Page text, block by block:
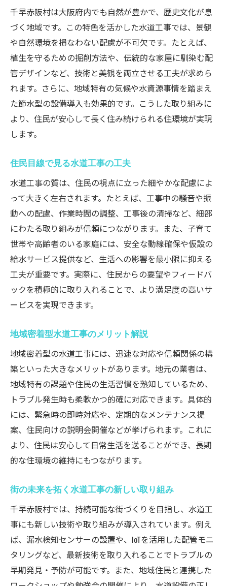
千早赤阪村は大阪府内でも自然が豊かで、歴史文化が息
づく地域です。この特色を活かした水道工事では、景観
や自然環境を損なわない配慮が不可欠です。たとえば、
植生を守るための掘削方法や、伝統的な家屋に馴染む配
管デザインなど、技術と美観を両立させる工夫が求めら
れます。さらに、地域特有の気候や水資源事情を踏まえ
た節水型の設備導入も効果的です。こうした取り組みに
より、住民が安心して長く住み続けられる住環境が実現
します。
住民目線で見る水道工事の工夫
水道工事の質は、住民の視点に立った細やかな配慮によ
って大きく左右されます。たとえば、工事中の騒音や振
動への配慮、作業時間の調整、工事後の清掃など、細部
にわたる取り組みが信頼につながります。また、子育て
世帯や高齢者のいる家庭には、安全な動線確保や仮設の
給水サービス提供など、生活への影響を最小限に抑える
工夫が重要です。実際に、住民からの要望やフィードバ
ックを積極的に取り入れることで、より満足度の高いサ
ービスを実現できます。
地域密着型水道工事のメリット解説
地域密着型の水道工事には、迅速な対応や信頼関係の構
築といった大きなメリットがあります。地元の業者は、
地域特有の課題や住民の生活習慣を熟知しているため、
トラブル発生時も柔軟かつ的確に対応できます。具体的
には、緊急時の即時対応や、定期的なメンテナンス提
案、住民向けの説明会開催などが挙げられます。これに
より、住民は安心して日常生活を送ることができ、長期
的な住環境の維持にもつながります。
街の未来を拓く水道工事の新しい取り組み
千早赤阪村では、持続可能な街づくりを目指し、水道工
事にも新しい技術や取り組みが導入されています。例え
ば、漏水検知センサーの設置や、IoTを活用した配管モニ
タリングなど、最新技術を取り入れることでトラブルの
早期発見・予防が可能です。また、地域住民と連携した